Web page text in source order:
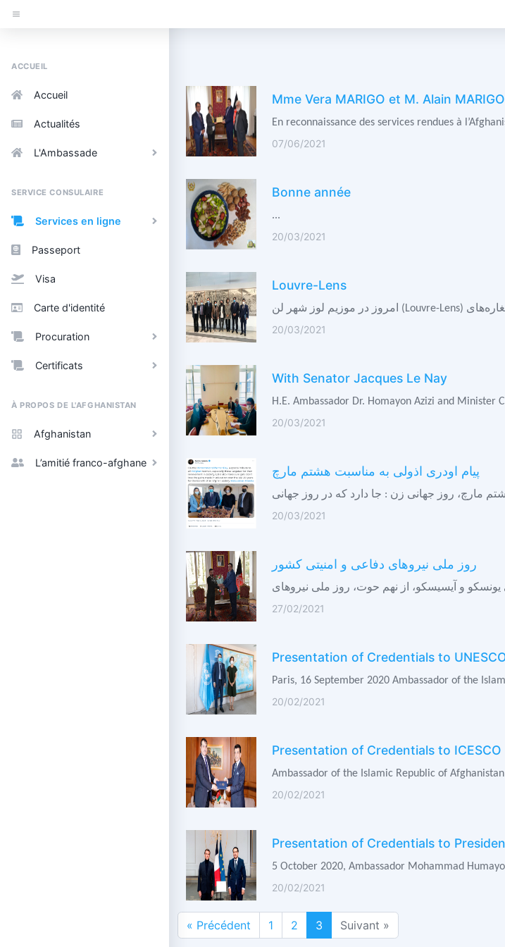
ACCUEIL
Accueil
Actualités
L'Ambassade
SERVICE CONSULAIRE
Services en ligne
Passeport
Visa
Carte d'identité
Procuration
Certificats
À PROPOS DE L'AFGHANISTAN
Afghanistan
L’amitié franco-afghane
Mme Vera MARIGO et M. Alain MARIGO
En reconnaissance des services rendues à
07/06/2021
Bonne année
...
20/03/2021
Louvre-Lens
20/03/2021
With Senator Jacques Le Nay
H.E. Ambassador Dr. Homayon Azizi and Minister
20/03/2021
پیام اودری اذولی به مناسبت هشتم مارچ
20/03/2021
روز ملی نیروهای دفاعی و امنیتی کشور
27/02/2021
Presentation of Credentials to
Paris, 16 September 2020 Ambassador of the
20/02/2021
Presentation of Credentials to ICESCO
Ambassador of the Islamic Republic of
20/02/2021
Presentation of Credentials to
5 October 2020, Ambassador Mohammad
20/02/2021
« Précédent 1 2 3 Suivant »